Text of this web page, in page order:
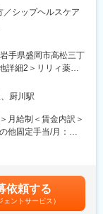
の患者様に多くご
薬剤師サポートを
やりがいです。地
ける会社：
作る。そんな思い
す。仕事もプライ
／シップヘルスケア
務、OTC販売など
科／神経内科／脳
／耳鼻咽喉科／皮
11
手県盛岡市高松三丁
詳細2＞リリィ薬
11 勤務地最寄駅：
煙＜勤務地詳細3＞
煙対策：屋内全面禁
厨川駅
月給制＜賃金内訳＞
他固定手当/月：
り、選考を通じて上
当を含めた表記で
依頼する
ェントサービス）